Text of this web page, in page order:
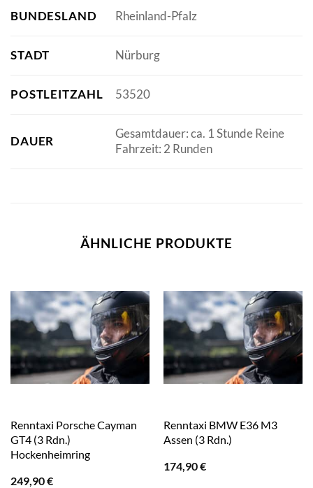
BUNDESLAND Rheinland-Pfalz
STADT Nürburg
POSTLEITZAHL 53520
DAUER
Gesamtdauer: ca. 1 Stunde Reine
Fahrzeit: 2 Runden
ÄHNLICHE PRODUKTE
Renntaxi Porsche Cayman
GT4 (3 Rdn.)
Hockenheimring
249,90€
Renntaxi BMW E36 M3
Assen (3 Rdn.)
174,90€